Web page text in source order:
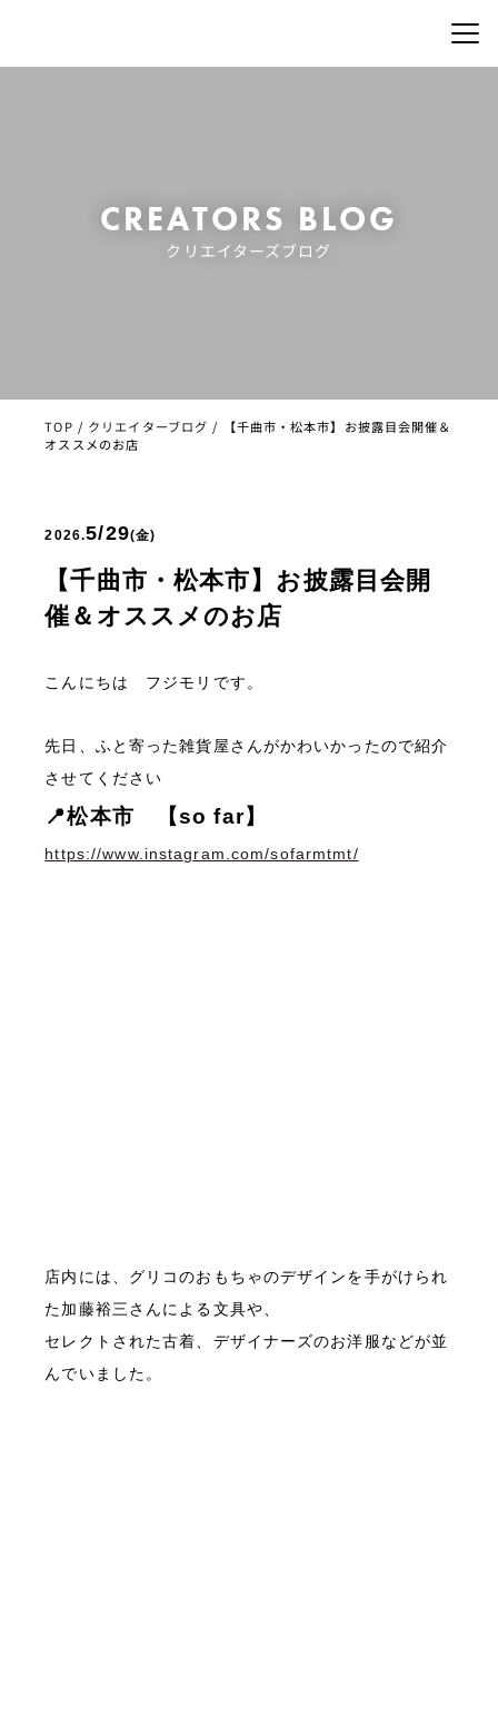
CREATORS BLOG
クリエイターズブログ
TOP / クリエイターブログ /
【千曲市・松本市】お披露目会開催＆
オススメのお店
2026.5/29(金)
【千曲市・松本市】お披露目会開
催＆オススメのお店
こんにちは フジモリです。
先日、ふと寄った雑貨屋さんがかわいかったので紹介
させてください
📍松本市 【so far】
https://www.instagram.com/sofarmtmt/
店内には、グリコのおもちゃのデザインを手がけられ
た加藤裕三さんによる文具や、
セレクトされた古着、デザイナーズのお洋服などが並
んでいました。